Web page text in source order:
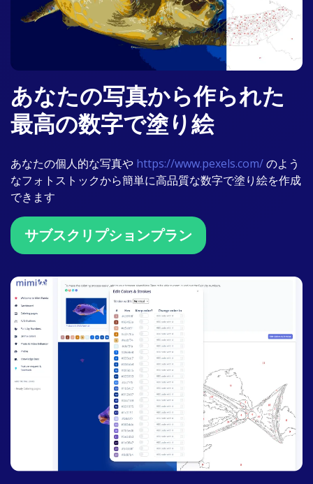
あなたの写真から作られた
最高の数字で塗り絵
あなたの個人的な写真や https://www.pexels.com/のよう
なフォトストックから簡単に高品質な数字で塗り絵を作成
できます
サブスクリプションプラン